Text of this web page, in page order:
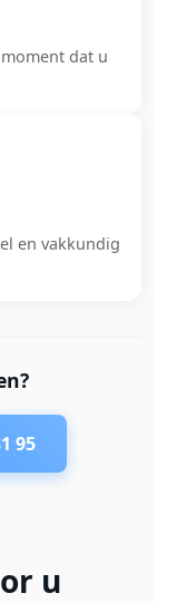
dat u
en vakkundig
95
u